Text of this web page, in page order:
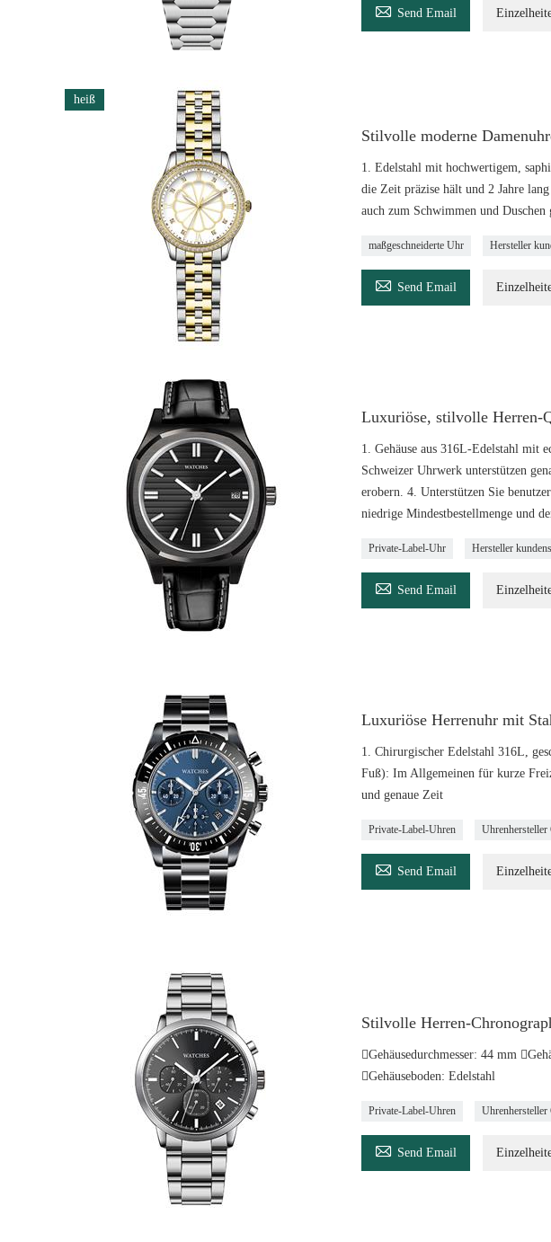
 Send Email
heiß
Stilvolle moderne
1. Edelstahl mit hochwertigem,
die Zeit präzise hält und 2 Jahre
auch zum Schwimmen und
maßgeschneiderte Uhr Hersteller
 Send Email
Luxuriöse, stilvolle Herren-
1. Gehäuse aus 316L-Edelstahl mit
Schweizer Uhrwerk unterstützen
erobern. 4. Unterstützen Sie
niedrige Mindestbestellmenge und
Private-Label-Uhr Hersteller
 Send Email
Luxuriöse Herrenuhr mit
1. Chirurgischer Edelstahl 316L,
Fuß): Im Allgemeinen für kurze
und genaue Zeit
Private-Label-Uhren Uhrenhersteller
 Send Email
Stilvolle Herren-
Gehäusedurchmesser: 44 mm
Gehäuseboden: Edelstahl
Private-Label-Uhren Uhrenhersteller
 Send Email